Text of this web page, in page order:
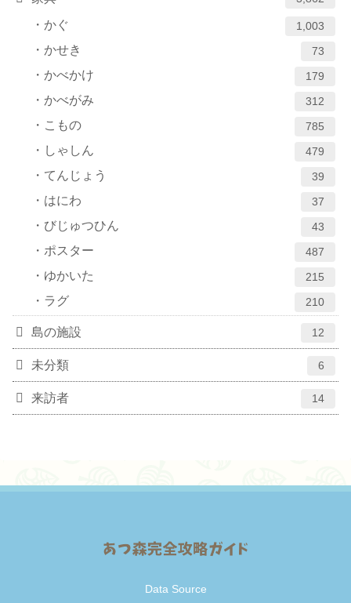
かぐ 1,003
かせき 73
かべかけ 179
かべがみ 312
こもの 785
しゃしん 479
てんじょう 39
はにわ 37
びじゅつひん 43
ポスター 487
ゆかいた 215
ラグ 210
島の施設 12
未分類 6
来訪者 14
Data Source